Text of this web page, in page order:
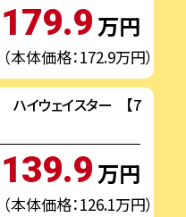
179.9万円
（本体価格：172.9万円）
イウェイスター 【7
139.9万円
（本体価格：126.1万円）